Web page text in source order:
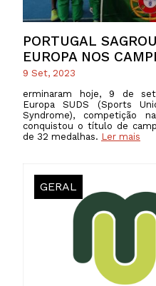
PORTUGAL
EUROPA NOS
9 Set, 2023
erminaram hoje, 9 de
Europa SUDS (Sports
Syndrome), competição
conquistou o título de
de 32 medalhas. Ler mais
GERAL